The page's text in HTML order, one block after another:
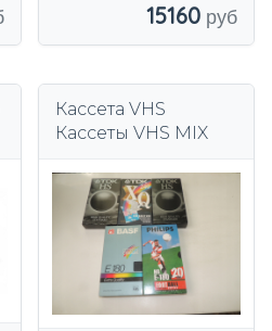
15160
Кассета VHS
Кассеты VHS MIX